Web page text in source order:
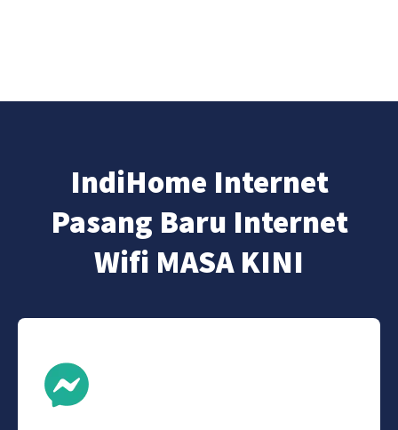
IndiHome Internet
Pasang Baru Internet
Wifi MASA KINI